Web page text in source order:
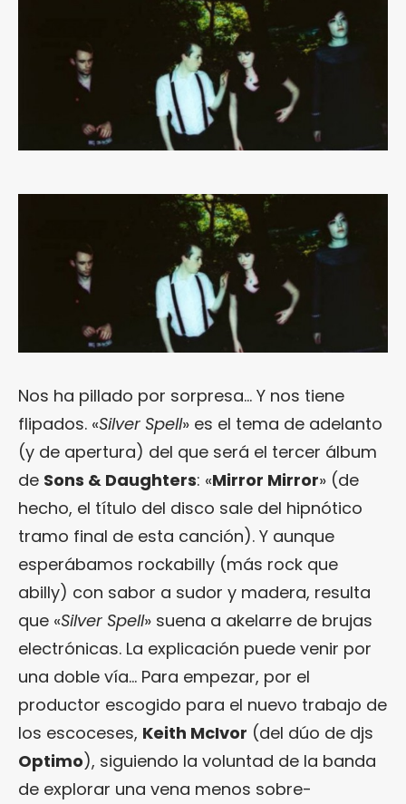
Nos ha pillado por sorpresa… Y nos tiene
flipados. «Silver Spell» es el tema de adelanto
(y de apertura) del que será el tercer álbum
de Sons & Daughters: «Mirror Mirror» (de
hecho, el título del disco sale del hipnótico
tramo final de esta canción). Y aunque
esperábamos rockabilly (más rock que
abilly) con sabor a sudor y madera, resulta
que «Silver Spell» suena a akelarre de brujas
electrónicas. La explicación puede venir por
una doble vía… Para empezar, por el
productor escogido para el nuevo trabajo de
los escoceses, Keith McIvor (del dúo de djs
Optimo), siguiendo la voluntad de la banda
de explorar una vena menos sobre-